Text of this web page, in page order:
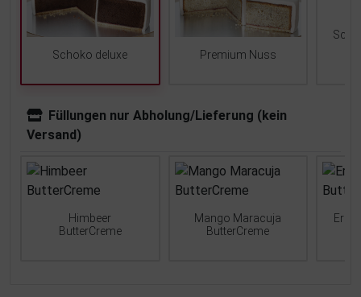
Schoko deluxe Premium Nuss
Füllungen nur Abholung/Lieferung (kein
Versand)
Himbeer
ButterCreme
Mango Maracuja
ButterCreme